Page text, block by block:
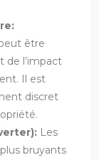
être
de l’impact
Il est
discret
Les
bruyants